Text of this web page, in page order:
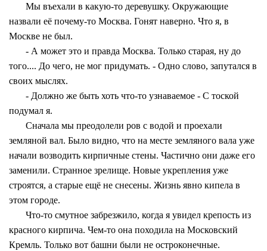
Мы въехали в какую-то деревушку. Окружающие
назвали её почему-то Москва. Гонят наверно. Что я, в
Москве не был.
- А может это и правда Москва. Только старая, ну до
того.... До чего, не мог придумать. - Одно слово, запутался в
своих мыслях.
- Должно же быть хоть что-то узнаваемое - С тоской
подумал я.
Сначала мы преодолели ров с водой и проехали
земляной вал. Было видно, что на месте земляного вала уже
начали возводить кирпичные стены. Частично они даже его
заменили. Странное зрелище. Новые укрепления уже
строятся, а старые ещё не снесены. Жизнь явно кипела в
этом городе.
Что-то смутное забрезжило, когда я увидел крепость из
красного кирпича. Чем-то она походила на Московский
Кремль. Только вот башни были не остроконечные.